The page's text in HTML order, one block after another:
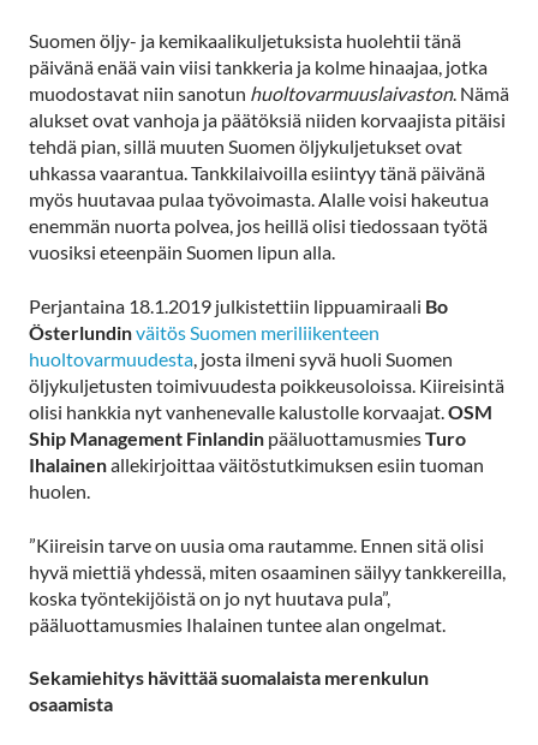
Suomen öljy- ja kemikaalikuljetuksista huolehtii tänä
päivänä enää vain viisi tankkeria ja kolme hinaajaa, jotka
muodostavat niin sanotun huoltovarmuuslaivaston. Nämä
alukset ovat vanhoja ja päätöksiä niiden korvaajista pitäisi
tehdä pian, sillä muuten Suomen öljykuljetukset ovat
uhkassa vaarantua. Tankkilaivoilla esiintyy tänä päivänä
myös huutavaa pulaa työvoimasta. Alalle voisi hakeutua
enemmän nuorta polvea, jos heillä olisi tiedossaan työtä
vuosiksi eteenpäin Suomen lipun alla.
Perjantaina 18.1.2019 julkistettiin lippuamiraali Bo
Österlundinväitös Suomen meriliikenteen
huoltovarmuudesta, josta ilmeni syvä huoli Suomen
öljykuljetusten toimivuudesta poikkeusoloissa. Kiireisintä
olisi hankkia nyt vanhenevalle kalustolle korvaajat.OSM
Ship Management Finlandin pääluottamusmiesTuro
Ihalainenallekirjoittaa väitöstutkimuksen esiin tuoman
huolen.
”Kiireisin tarve on uusia oma rautamme. Ennen sitä olisi
hyvä miettiä yhdessä, miten osaaminen säilyy tankkereilla,
koska työntekijöistä on jo nyt huutava pula”,
pääluottamusmies Ihalainen tuntee alan ongelmat.
Sekamiehitys hävittää suomalaista merenkulun
osaamista